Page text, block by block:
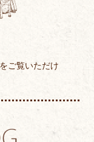
ご覧いただけ